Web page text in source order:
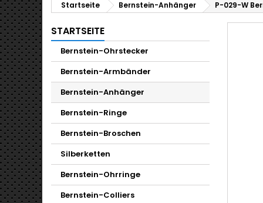
Startseite Bernstein-Anhänger P-029-W
STARTSEITE
Bernstein-Ohrstecker
Bernstein-Armbänder
Bernstein-Anhänger
Bernstein-Ringe
Bernstein-Broschen
Silberketten
Bernstein-Ohrringe
Bernstein-Colliers